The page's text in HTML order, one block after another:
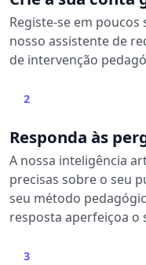
Registe-se em
nosso assistente de
de intervenção
2
Responda às
A nossa inteligência
precisas sobre o seu
seu método
resposta aperfeiçoa o
3